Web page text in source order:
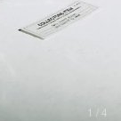
1 / 4